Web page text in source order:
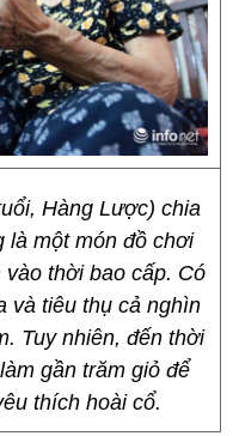
Hàng Lược) chia
là một món đồ chơi
thời bao cấp. Có
và tiêu thụ cả nghìn
Tuy nhiên, đến thời
gần trăm giỏ để
thích hoài cổ.